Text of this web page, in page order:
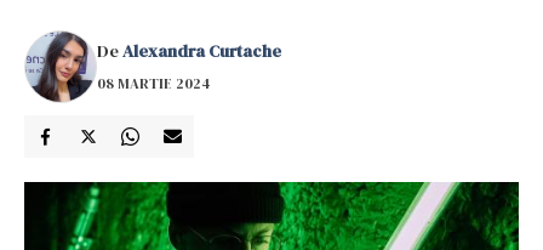
DeAlexandra Curtache
08 MARTIE 2024